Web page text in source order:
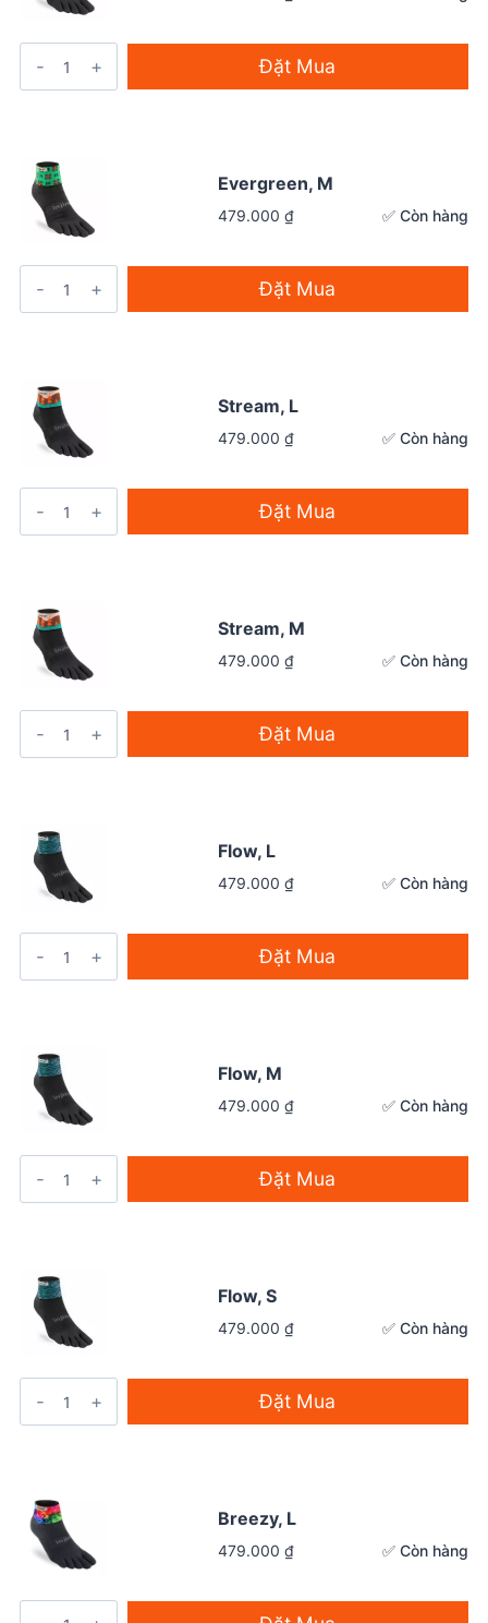
Đặt Mua
Evergreen, M
479.000 ₫ ✅ Còn hàng
Đặt Mua
Stream, L
479.000 ₫ ✅ Còn hàng
Đặt Mua
Stream, M
479.000 ₫ ✅ Còn hàng
Đặt Mua
Flow, L
479.000 ₫ ✅ Còn hàng
Đặt Mua
Flow, M
479.000 ₫ ✅ Còn hàng
Đặt Mua
Flow, S
479.000 ₫ ✅ Còn hàng
Đặt Mua
Breezy, L
479.000 ₫ ✅ Còn hàng